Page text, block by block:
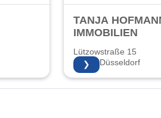
TANJA
IMMOBILIEN
Lützowstraße 15
40476 Düsseldorf
❯